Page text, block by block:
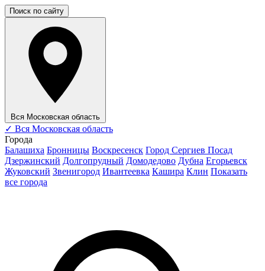
Поиск по сайту
Вся Московская область
✓ Вся Московская область
Города
Балашиха Бронницы Воскресенск Город Сергиев Посад
Дзержинский Долгопрудный Домодедово Дубна Егорьевск
Жуковский Звенигород Ивантеевка Кашира Клин Показать
все города